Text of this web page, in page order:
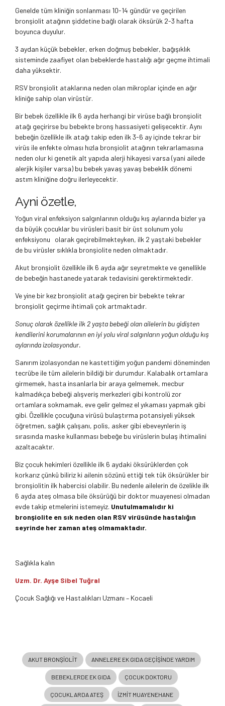
Genelde tüm kliniğin sonlanması 10-14 gündür ve geçirilen
bronşiolit atağının şiddetine bağlı olarak öksürük 2-3 hafta
boyunca duyulur.
3 aydan küçük bebekler, erken doğmuş bebekler, bağışıklık
sisteminde zaafiyet olan bebeklerde hastalığı ağır geçme ihtimali
daha yüksektir.
RSV bronşiolit ataklarına neden olan mikroplar içinde en ağır
kliniğe sahip olan virüstür.
Bir bebek özellikle ilk 6 ayda herhangi bir virüse bağlı bronşiolit
atağı geçirirse bu bebekte bronş hassasiyeti gelişecektir. Aynı
bebeğin özellikle ilk atağı takip eden ilk 3-6 ay içinde tekrar bir
virüs ile enfekte olması hızla bronşiolit atağının tekrarlamasına
neden olur ki genetik alt yapıda alerji hikayesi varsa (yani ailede
alerjik kişiler varsa) bu bebek yavaş yavaş bebeklik dönemi
astım kliniğine doğru ilerleyecektir.
Ayni özetle,
Yoğun viral enfeksiyon salgınlarının olduğu kış aylarında bizler ya
da büyük çocuklar bu virüsleri basit bir üst solunum yolu
enfeksiyonu olarak geçirebilmekteyken, ilk 2 yaştaki bebekler
de bu virüsler sıklıkla bronşiolite neden olmaktadır.
Akut bronşiolit özellikle ilk 6 ayda ağır seyretmekte ve genellikle
de bebeğin hastanede yatarak tedavisini gerektirmektedir.
Ve yine bir kez bronşiolit atağı geçiren bir bebekte tekrar
bronşiolit geçirme ihtimali çok artmaktadır.
Sonuç olarak özellikle ilk 2 yaşta bebeği olan ailelerin bu gidişten
kendilerini korumalarının en iyi yolu viral salgınların yoğun olduğu kış
aylarında izolasyondur.
Sanırım izolasyondan ne kastettiğim yoğun pandemi döneminden
tecrübe ile tüm ailelerin bildiği bir durumdur. Kalabalık ortamlara
girmemek, hasta insanlarla bir araya gelmemek, mecbur
kalmadıkça bebeği alışveriş merkezleri gibi kontrolü zor
ortamlara sokmamak, eve gelir gelmez el yıkaması yapmak gibi
gibi. Özellikle çocuğuna virüsü bulaştırma potansiyeli yüksek
öğretmen, sağlık çalışanı, polis, asker gibi ebeveynlerin iş
sırasında maske kullanması bebeğe bu virüslerin bulaş ihtimalini
azaltacaktır.
Biz çocuk hekimleri özellikle ilk 6 aydaki öksürüklerden çok
korkarız çünkü biliriz ki ailenin sözünü ettiği tek tük öksürükler bir
bronşiolitin ilk habercisi olabilir. Bu nedenle ailelerin de özelikle ilk
6 ayda ateş olmasa bile öksürüğü bir doktor muayenesi olmadan
evde takip etmelerini istemeyiz. Unutulmamalıdır ki
bronşiolite en sık neden olan RSV virüsünde hastalığın
seyrinde her zaman ateş olmamaktadır.
Sağlıkla kalın
Uzm. Dr. Ayşe Sibel Tuğral
Çocuk Sağlığı ve Hastalıkları Uzmanı – Kocaeli
AKUT BRONŞIOLIT ANNELERE EK GIDA GEÇIŞINDE YARDIM
BEBEKLERDE EK GIDA ÇOCUK DOKTORU
ÇOCUKLARDA ATEŞ IZMIT MUAYENEHANE